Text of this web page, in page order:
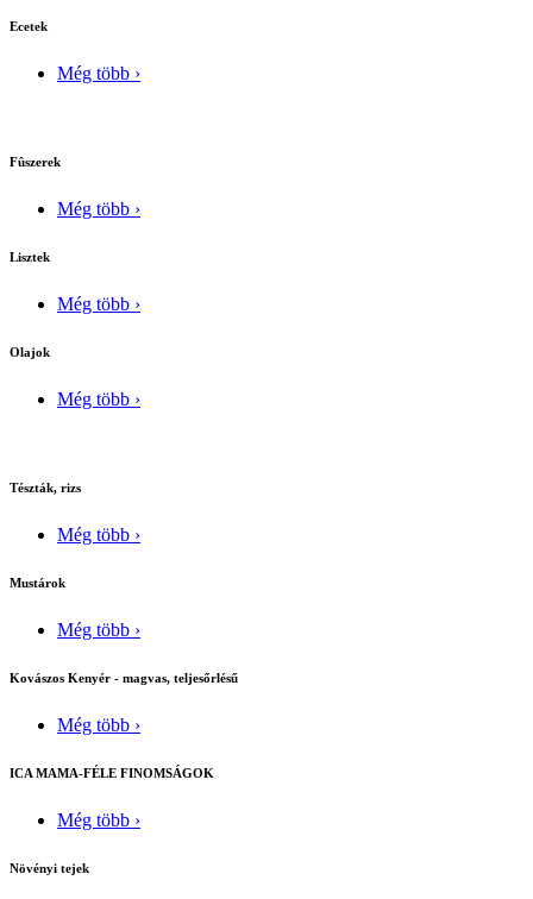
Ecetek
Még több ›
Fûszerek
Még több ›
Lisztek
Még több ›
Olajok
Még több ›
Tészták, rizs
Még több ›
Mustárok
Még több ›
Kovászos Kenyér - magvas, teljesőrlésű
Még több ›
ICA MAMA-FÉLE FINOMSÁGOK
Még több ›
Növényi tejek